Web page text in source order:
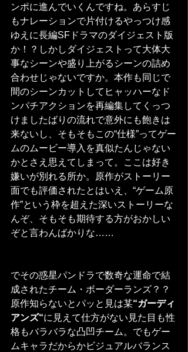
ンポに進んでいくんですね。あらすじ
もナレーションで片付けるやっつけ感
ゆえに長編SFドラマのダイジェスト版
か！？しかしダイジェストって大体大
事なシーンや盛り上がるシーンの詰め
合わせじゃないですか。本作も同じで
間のシーンカットしてヒャッハーなド
ンパチアクションを再編集してくっつ
けましたばりの流れで意外にも飽きは
来ないし、そもそもこの“仕様”ってゲー
ムのムービー導入を真似たんじゃない
かとさえ思えてしまって。ここは好き
嫌いが別れる所か。原作がストーリー
面でも評価されたとはいえ、“ゲーム原
作”という枠を超えた深いストーリーな
んぞ、そもそも期待する方がおかしい
ぞと言わんばかりな……
でその惑星パンドラで数奇な運命で結
成されたチーム・ボーダーランズ？？
原作知らないとパッと見は某“ガーディ
アンズ“に見えて仕方がない見た目も性
格もバラバラな凸凹チーム。でもゲー
ムキャラだからかビジュアルバランス